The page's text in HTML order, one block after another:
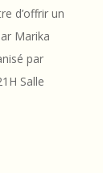
d’offrir un
Marika
par
Salle